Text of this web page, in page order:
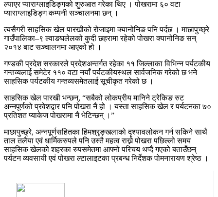
ल्याएर प्याराग्लाइडिङ्गको शुरुआत गरेका थिए । पोखरामा ६० वटा
प्याराग्लाइडिङ्ग कम्पनी सञ्चालनमा छन् ।
त्यसैगरी साहसिक खेल पारखीको रोजाइमा क्यानोनिङ पनि पर्दछ । माछापुच्छ्रे
गाउँपालिका–९ ल्वाङघलेलको कुदी छहरामा रहेको पोखरा क्यानोनिङ सन्
२०१४ बाट सञ्चालनमा आएको हो ।
गण्डकी प्रदेश सरकारले प्रदेशअन्तर्गत रहेका ११ जिल्लाका विभिन्न पर्यटकीय
गन्तव्यलाई समेटेर ११० वटा नयाँ पर्यटकीयस्थल सार्वजनिक गरेको छ भने
साहसिक पर्यटकीय गन्तव्यसमेतलाई सूचीकृत गरेको छ ।
साहसिक खेल पारखी भन्छन्, “सबैको लोकप्रीय मानिने ट्रेकिङ रुट
अन्नपूर्णको प्रवेशद्वार पनि पोखरा नै हो । यस्ता साहसिक खेल र पर्यटनका ७०
प्रतिशत प्याकेज पोखरामा नै भेटिन्छन् ।”
माछापुच्छ्रे, अन्नपूर्णसहितका हिमश्रृङ्खलाको दृश्यावलोकन गर्न सकिने साथै
ताल तलैया एवं धार्मिकरुपले पनि उस्तै महत्व राख्ने पोखरा पछिल्लो समय
साहसिक खेलको शहरका रुपसमेतमा आफ्नो परिचय थप्दै गएको बताउँछन्
पर्यटन व्यवसायी एवं पोखरा ल्टालाइटका प्रबन्ध निर्देशक पोमनारायण श्रेष्ठ ।